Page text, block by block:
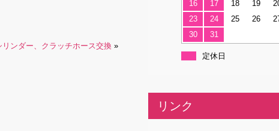
ンダー、クラッチホース交換 »
16
17 18 19
23
24 25 26
30
31
定休日
リンク